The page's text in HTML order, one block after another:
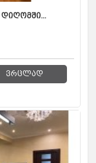
დიღომში...
ვრცლად